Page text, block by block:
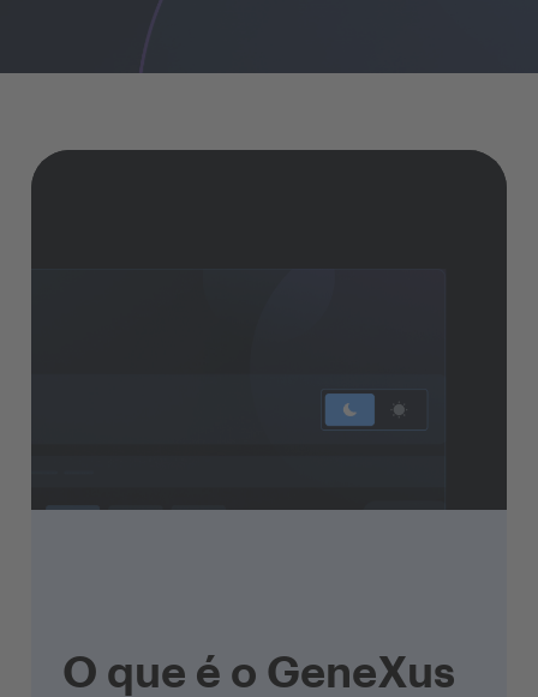
O que é o GeneXus